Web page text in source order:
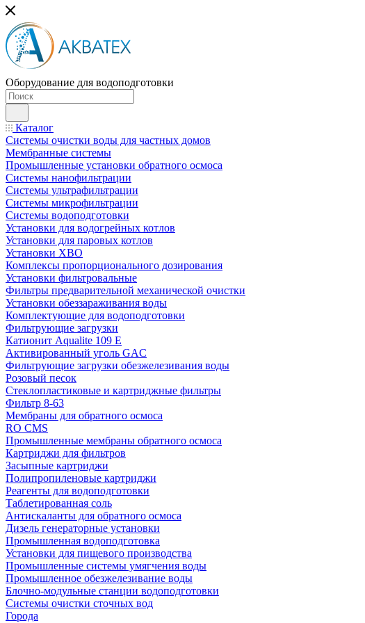
Оборудование для водоподготовки
Каталог
Системы очистки воды для частных домов
Мембранные системы
Промышленные установки обратного осмоса
Системы нанофильтрации
Системы ультрафильтрации
Системы микрофильтрации
Системы водоподготовки
Установки для водогрейных котлов
Установки для паровых котлов
Установки ХВО
Комплексы пропорционального дозирования
Установки фильтровальные
Фильтры предварительной механической очистки
Установки обеззараживания воды
Комплектующие для водоподготовки
Фильтрующие загрузки
Катионит Aqualite 109 E
Активированный уголь GAC
Фильтрующие загрузки обезжелезивания воды
Розовый песок
Стеклопластиковые и картриджные фильтры
Фильтр 8-63
Мембраны для обратного осмоса
RO CMS
Промышленные мембраны обратного осмоса
Картриджи для фильтров
Засыпные картриджи
Полипропиленовые картриджи
Реагенты для водоподготовки
Таблетированная соль
Антискаланты для обратного осмоса
Дизель генераторные установки
Промышленная водоподготовка
Установки для пищевого производства
Промышленные системы умягчения воды
Промышленное обезжелезивание воды
Блочно-модульные станции водоподготовки
Системы очистки сточных вод
Города